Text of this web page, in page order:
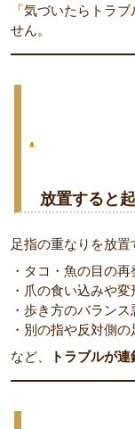
「気づいたらトラ
せん。
放置すると
足指の重なりを放置
・タコ・魚の目の再
・爪の食い込みや変
・歩き方のバランス
・別の指や反対側
など、
トラブルが